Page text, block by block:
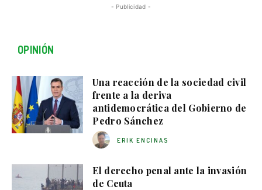
- Publicidad -
OPINIÓN
Una reacción de la sociedad civil
frente a la deriva
antidemocrática del Gobierno de
Pedro Sánchez
ERIK ENCINAS
El derecho penal ante la invasión
de Ceuta